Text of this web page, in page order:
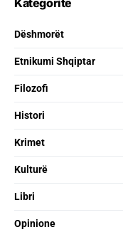
Dëshmorët
Etnikumi Shqiptar
Filozofi
Histori
Krimet
Kulturë
Libri
Opinione